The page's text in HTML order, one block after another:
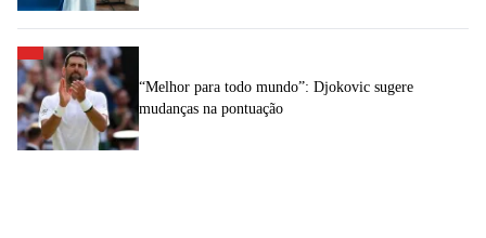
“Melhor para todo mundo”: Djokovic sugere
mudanças na pontuação